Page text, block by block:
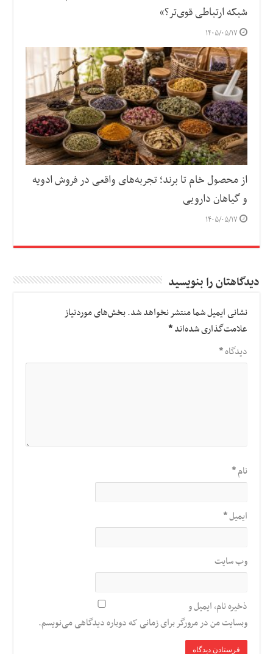
شبکه ارتباطی قوی‌تر؟»
۱۴۰۵/۰۵/۱۷
از محصول خام تا برند؛ تجربه‌های واقعی در فروش ادویه
و گیاهان دارویی
۱۴۰۵/۰۵/۱۷
دیدگاهتان را بنویسید
نشانی ایمیل شما منتشر نخواهد شد.بخش‌های موردنیاز
علامت‌گذاری شده‌اند*
دیدگاه*
نام*
ایمیل*
وب‌ سایت
ذخیره نام، ایمیل و
وبسایت من در مرورگر برای زمانی که دوباره دیدگاهی می‌نویسم.